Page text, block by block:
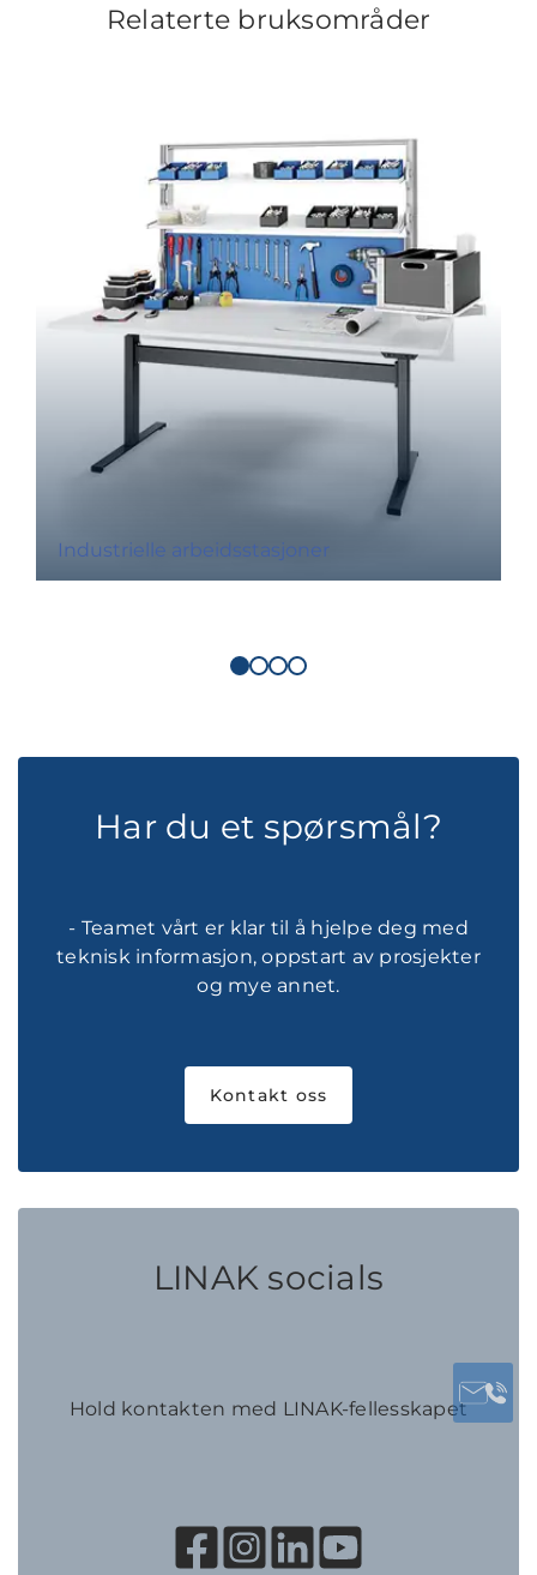
Relaterte bruksområder
Industrielle arbeidsstasjoner
Har du et spørsmål?
- Teamet vårt er klar til å hjelpe deg med
teknisk informasjon, oppstart av prosjekter
og mye annet.
Kontakt oss
LINAK socials
Hold kontakten med LINAK-fellesskapet